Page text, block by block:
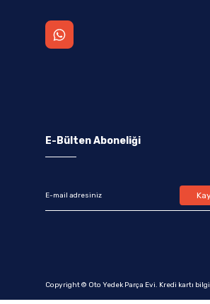
E-Bülten Aboneliği
Copyright © Oto Yedek Parça Evi. Kredi kartı